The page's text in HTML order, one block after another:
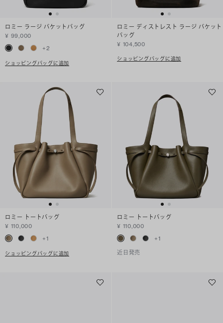
ロミー ラージ バケットバッグ
¥ 99,000
+2
ショッピングバッグに追加
ロミー ディストレスト ラージ バケット
バッグ
¥ 104,500
ショッピングバッグに追加
ロミー トートバッグ
¥ 110,000
+1
ショッピングバッグに追加
ロミー トートバッグ
¥ 110,000
+1
近日発売